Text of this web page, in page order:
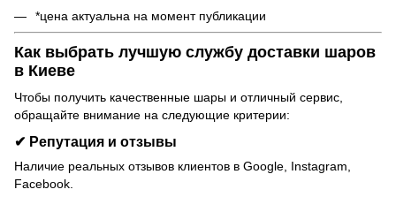
*цена актуальна на момент публикации
Как выбрать лучшую службу доставки шаров
в Киеве
Чтобы получить качественные шары и отличный сервис,
обращайте внимание на следующие критерии:
✔ Репутация и отзывы
Наличие реальных отзывов клиентов в Google, Instagram,
Facebook.